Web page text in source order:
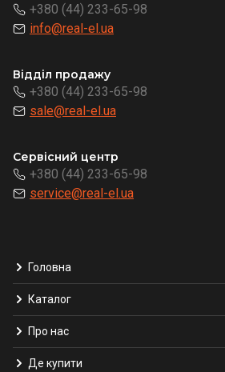
+380 (44) 233-65-98
info@real-el.ua
Відділ продажу
+380 (44) 233-65-98
sale@real-el.ua
Сервісний центр
+380 (44) 233-65-98
service@real-el.ua
Головна
Каталог
Про нас
Де купити